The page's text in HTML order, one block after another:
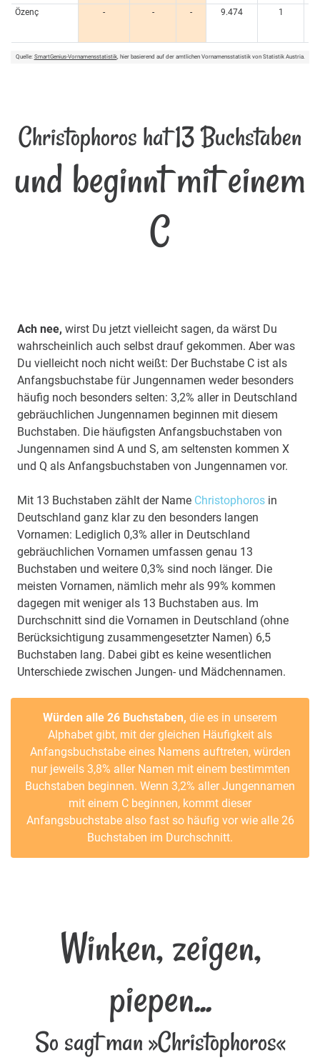
Özenç
- - - 9.474 1
Quelle: SmartGenius-Vornamensstatistik, hier basierend auf der amtlichen Vornamensstatistik von Statistik Austria.
Christophoros hat 13 Buchstaben
und beginnt mit einem
C
Ach nee, wirst Du jetzt vielleicht sagen, da wärst Du
wahrscheinlich auch selbst drauf gekommen. Aber was
Du vielleicht noch nicht weißt: Der Buchstabe C ist als
Anfangsbuchstabe für Jungennamen weder besonders
häufig noch besonders selten: 3,2% aller in Deutschland
gebräuchlichen Jungennamen beginnen mit diesem
Buchstaben. Die häufigsten Anfangsbuchstaben von
Jungennamen sind A und S, am seltensten kommen X
und Q als Anfangsbuchstaben von Jungennamen vor.
Mit 13 Buchstaben zählt der Name Christophoros in
Deutschland ganz klar zu den besonders langen
Vornamen: Lediglich 0,3% aller in Deutschland
gebräuchlichen Vornamen umfassen genau 13
Buchstaben und weitere 0,3% sind noch länger. Die
meisten Vornamen, nämlich mehr als 99% kommen
dagegen mit weniger als 13 Buchstaben aus. Im
Durchschnitt sind die Vornamen in Deutschland (ohne
Berücksichtigung zusammengesetzter Namen) 6,5
Buchstaben lang. Dabei gibt es keine wesentlichen
Unterschiede zwischen Jungen- und Mädchennamen.
Würden alle 26 Buchstaben, die es in unserem
Alphabet gibt, mit der gleichen Häufigkeit als
Anfangsbuchstabe eines Namens auftreten, würden
nur jeweils 3,8% aller Namen mit einem bestimmten
Buchstaben beginnen. Wenn 3,2% aller Jungennamen
mit einem C beginnen, kommt dieser
Anfangsbuchstabe also fast so häufig vor wie alle 26
Buchstaben im Durchschnitt.
Winken, zeigen,
piepen...
So sagt man »Christophoros«